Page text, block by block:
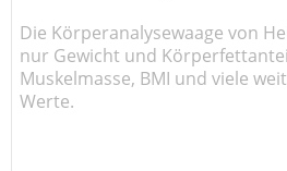
Die Körperanalysewaage von
nur Gewicht und
Muskelmasse, BMI und viele
Werte.